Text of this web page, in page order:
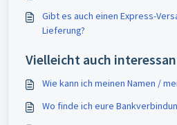
Gibt es auch einen Express-
Lieferung?
Vielleicht auch
Wie kann ich meinen Namen /
Wo finde ich eure